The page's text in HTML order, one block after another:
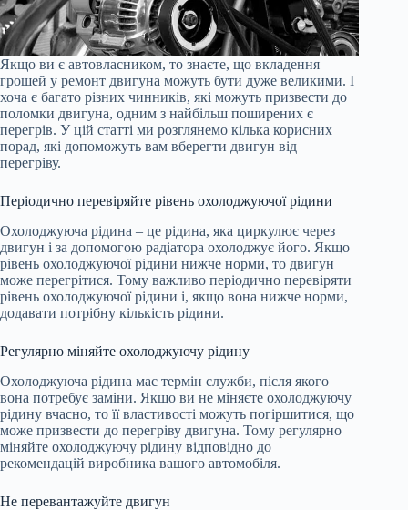
Якщо ви є автовласником, то знаєте, що вкладення
грошей у ремонт двигуна можуть бути дуже великими. І
хоча є багато різних чинників, які можуть призвести до
поломки двигуна, одним з найбільш поширених є
перегрів. У цій статті ми розглянемо кілька корисних
порад, які допоможуть вам вберегти двигун від
перегріву.
Періодично перевіряйте рівень охолоджуючої рідини
Охолоджуюча рідина – це рідина, яка циркулює через
двигун і за допомогою радіатора охолоджує його. Якщо
рівень охолоджуючої рідини нижче норми, то двигун
може перегрітися. Тому важливо періодично перевіряти
рівень охолоджуючої рідини і, якщо вона нижче норми,
додавати потрібну кількість рідини.
Регулярно міняйте охолоджуючу рідину
Охолоджуюча рідина має термін служби, після якого
вона потребує заміни. Якщо ви не міняєте охолоджуючу
рідину вчасно, то її властивості можуть погіршитися, що
може призвести до перегріву двигуна. Тому регулярно
міняйте охолоджуючу рідину відповідно до
рекомендацій виробника вашого автомобіля.
Не перевантажуйте двигун